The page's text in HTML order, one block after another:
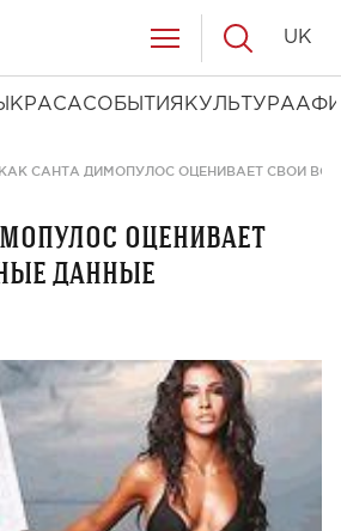
КРАСАСОБЫТИЯ КУЛЬТУРА
UK
КАК САНТА ДИМОПУЛОС ОЦЕНИВАЕТ СВОИ
оценивает
данные